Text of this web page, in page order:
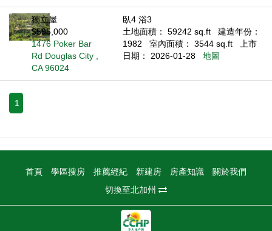
獨立屋
$595,000
1476 Poker Bar
Rd Douglas City ,
CA 96024
臥4 浴3
土地面積： 59242 sq.ft
建造年份：
1982
室內面積： 3544 sq.ft
上市
日期： 2026-01-28
地圖
1
首頁 學區搜房 推薦經紀 新建房 房產知識
關於我們
切換至北加州